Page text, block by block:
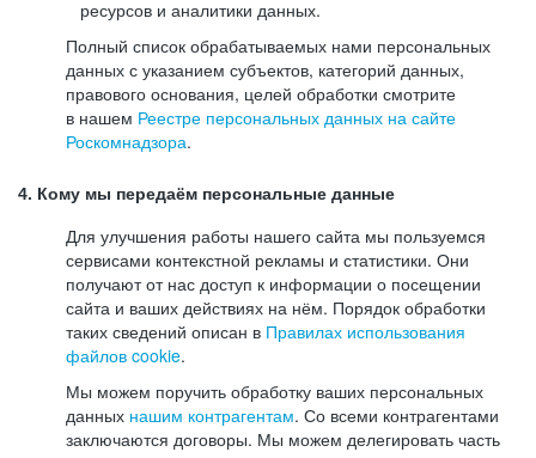
ресурсов и аналитики данных.
Полный список обрабатываемых нами персональных
данных с указанием субъектов, категорий данных,
правового основания, целей обработки смотрите
в нашем Реестре персональных данных на сайте
Роскомнадзора.
4. Кому мы передаём персональные данные
Для улучшения работы нашего сайта мы пользуемся
сервисами контекстной рекламы и статистики. Они
получают от нас доступ к информации о посещении
сайта и ваших действиях на нём. Порядок обработки
таких сведений описан в Правилах использования
файлов cookie.
Мы можем поручить обработку ваших персональных
данных нашим контрагентам. Со всеми контрагентами
заключаются договоры. Мы можем делегировать часть